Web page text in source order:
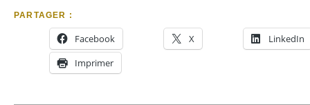
PARTAGER :
Facebook X
LinkedIn
Imprimer